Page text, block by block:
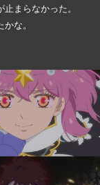
まらなかった。
な。